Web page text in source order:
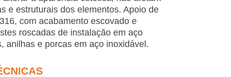
e estruturais dos elementos. Apoio de
com acabamento escovado e
roscadas de instalação em aço
anilhas e porcas em aço inoxidável.